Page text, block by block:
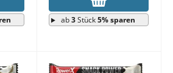
ab3Stück5% sparen